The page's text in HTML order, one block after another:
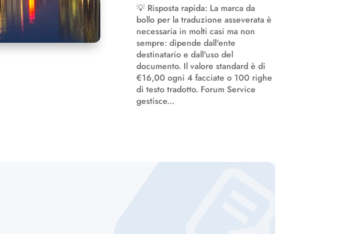
💡 Risposta rapida: La marca da
bollo per la traduzione asseverata è
necessaria in molti casi ma non
sempre: dipende dall'ente
destinatario e dall'uso del
documento. Il valore standard è di
€16,00 ogni 4 facciate o 100 righe
di testo tradotto. Forum Service
gestisce...